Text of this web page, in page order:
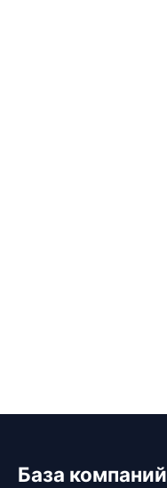
База компаний